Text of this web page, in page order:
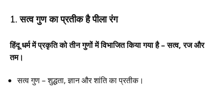
1. सत्व गुण का प्रतीक है पीला रंग
हिंदू धर्म में प्रकृति को तीन गुणों में विभाजित किया गया है – सत्व, रज और
तम।
सत्व गुण – शुद्धता, ज्ञान और शांति का प्रतीक।